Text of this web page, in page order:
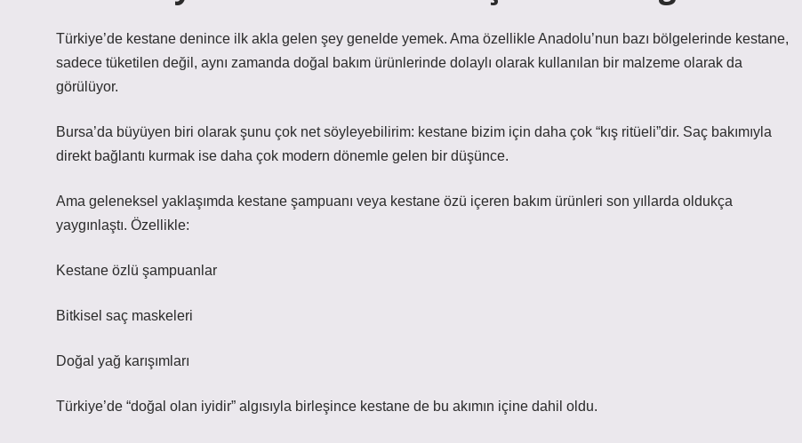
Türkiye’de kestane denince ilk akla gelen şey genelde yemek. Ama özellikle Anadolu’nun bazı bölgelerinde kestane,
sadece tüketilen değil, aynı zamanda doğal bakım ürünlerinde dolaylı olarak kullanılan bir malzeme olarak da
görülüyor.
Bursa’da büyüyen biri olarak şunu çok net söyleyebilirim: kestane bizim için daha çok “kış ritüeli”dir. Saç bakımıyla
direkt bağlantı kurmak ise daha çok modern dönemle gelen bir düşünce.
Ama geleneksel yaklaşımda kestane şampuanı veya kestane özü içeren bakım ürünleri son yıllarda oldukça
yaygınlaştı. Özellikle:
Kestane özlü şampuanlar
Bitkisel saç maskeleri
Doğal yağ karışımları
Türkiye’de “doğal olan iyidir” algısıyla birleşince kestane de bu akımın içine dahil oldu.